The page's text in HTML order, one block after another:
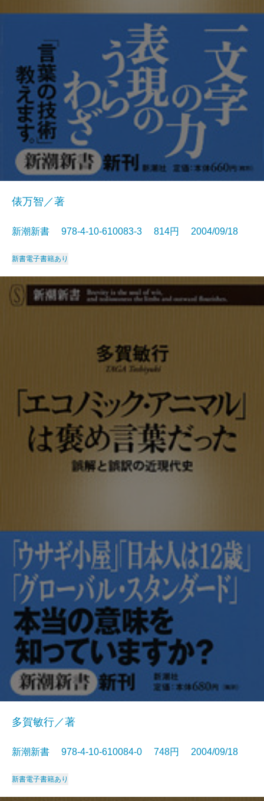
俵万智／著
新潮新書 978-4-10-610083-3 814円 2004/09/18
新書電子書籍あり
多賀敏行／著
新潮新書 978-4-10-610084-0 748円 2004/09/18
新書電子書籍あり